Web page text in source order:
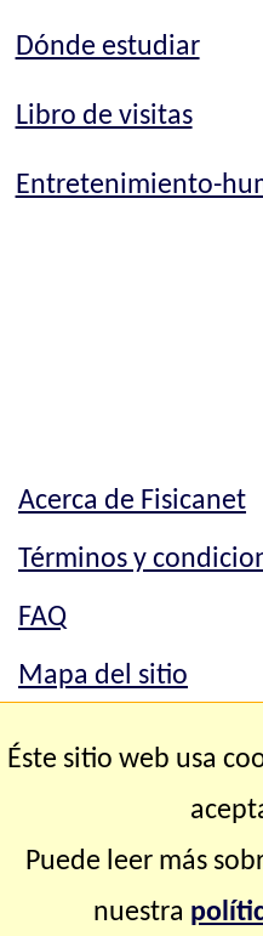
Dónde estudiar
Libro de visitas
Entretenimiento-
Acerca de Fisicanet
Términos y
FAQ
Mapa del sitio
Mapa del sitio
Éste sitio web usa
Puede leer más
nuestra